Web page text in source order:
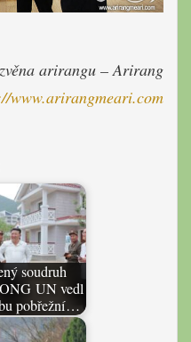
arirangu – Arirang
www.arirangmeari.com
soudruh
UN vedl
pobřežní…